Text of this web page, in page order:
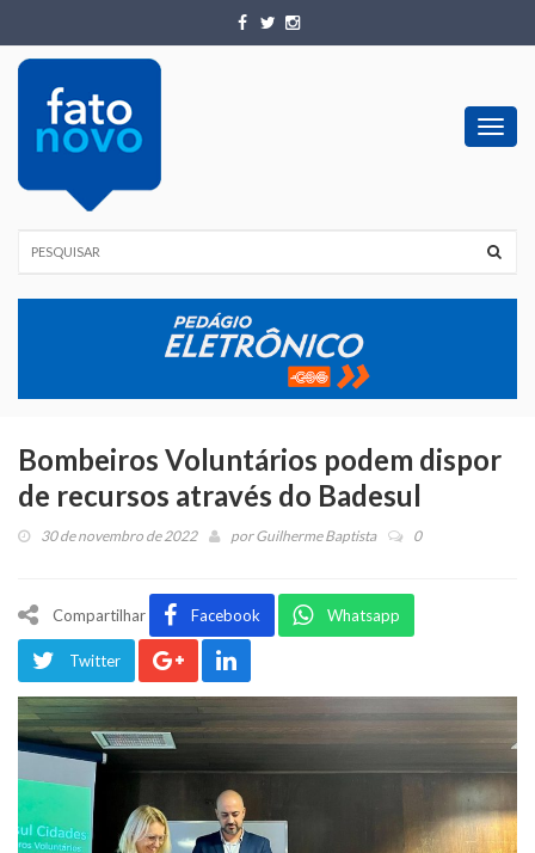
Bombeiros Voluntários podem dispor
de recursos através do Badesul
30 de novembro de 2022 porGuilherme Baptista 0
Compartilhar Facebook Whatsapp
Twitter